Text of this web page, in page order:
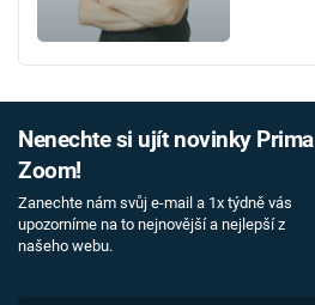
Nenechte si ujít novinky Prima
Zoom!
Zanechte nám svůj e-mail a 1x týdně vás
upozorníme na to nejnovější a nejlepší z
našeho webu.